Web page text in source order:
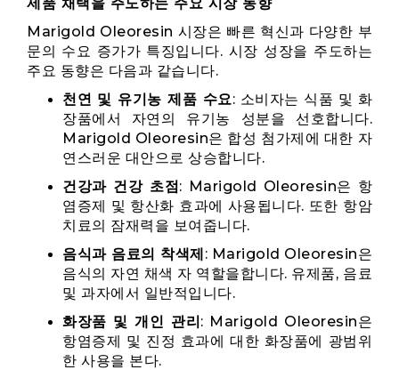
Marigold Oleoresin 시장은 빠른 혁신과 다양한 부
문의 수요 증가가 특징입니다. 시장 성장을 주도하는
주요 동향은 다음과 같습니다.
천연 및 유기농 제품 수요: 소비자는 식품 및 화
장품에서 자연의 유기농 성분을 선호합니다.
Marigold Oleoresin은 합성 첨가제에 대한 자
연스러운 대안으로 상승합니다.
건강과 건강 초점: Marigold Oleoresin은 항
염증제 및 항산화 효과에 사용됩니다. 또한 항암
치료의 잠재력을 보여줍니다.
음식과 음료의 착색제: Marigold Oleoresin은
음식의 자연 채색 자 역할을합니다. 유제품, 음료
및 과자에서 일반적입니다.
화장품 및 개인 관리: Marigold Oleoresin은
항염증제 및 진정 효과에 대한 화장품에 광범위
한 사용을 본다.